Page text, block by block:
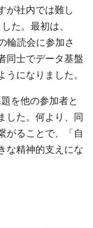
が社内では難し
た。最初は、
輪読会に参加さ
同士でデータ基盤
になりました。
を他の参加者と
した。何より、同
がることで、「自
な精神的支えにな